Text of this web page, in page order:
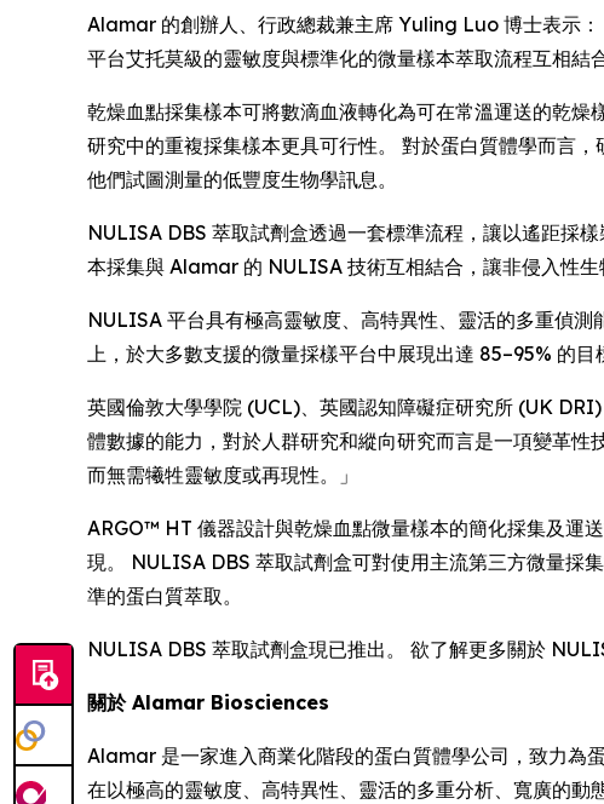
Alamar 的創辦人、行政總裁兼主席 Yuling Luo 博士表示
平台艾托莫級的靈敏度與標準化的微量樣本萃取流程互相
乾燥血點採集樣本可將數滴血液轉化為可在常溫運送的乾
研究中的重複採集樣本更具可行性。 對於蛋白質體學而言
他們試圖測量的低豐度生物學訊息。
NULISA DBS 萃取試劑盒透過一套標準流程，讓以遙距採
本採集與 Alamar 的 NULISA 技術互相結合，讓非侵入性生
NULISA 平台具有極高靈敏度、高特異性、靈活的多重偵
上，於大多數支援的微量採樣平台中展現出達 85–95% 的目
英國倫敦大學學院 (UCL)、英國認知障礙症研究所 (UK
體數據的能力，對於人群研究和縱向研究而言是一項變革
而無需犧牲靈敏度或再現性。」
ARGO™ HT 儀器設計與乾燥血點微量樣本的簡化採集及運
現。 NULISA DBS 萃取試劑盒可對使用主流第三方微量
準的蛋白質萃取。
NULISA DBS 萃取試劑盒現已推出。 欲了解更多關於
關於 Alamar Biosciences
Alamar 是一家進入商業化階段的蛋白質體學公司，致力為
在以極高的靈敏度、高特異性、靈活的多重分析、寬廣的